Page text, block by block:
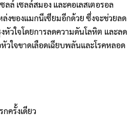
ลล์ เซลล์สมอง และคอเลสเตอรอล
งของแมกนีเซียมอีกด้วย ซึ่งจะช่วยลด
หัวใจโดยการลดความดันโลหิต และลด
วใจขาดเลือดเฉียบพลันและโรคหลอด
กครั้งเดียว